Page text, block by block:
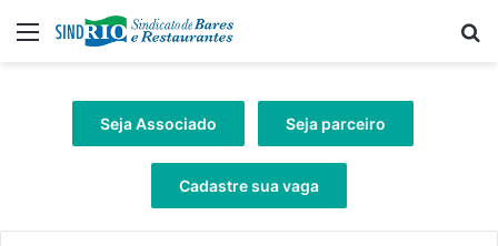
Menu
Seja Associado Seja parceiro
Cadastre sua vaga